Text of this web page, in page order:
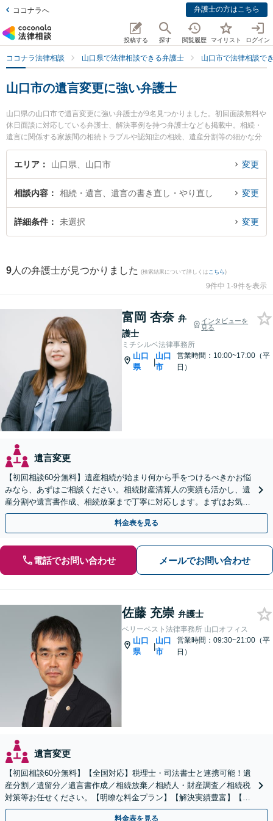
ココナラへ 弁護士の方はこちら
投稿する 探す 閲覧履歴 マイリスト ログイン
ココナラ法律相談 山口県で法律相談できる弁護士 山口市で法律相談で
山口市の遺言変更に強い弁護士
山口県の山口市で遺言変更に強い弁護士が9名見つかりました。初回面談無料や
休日面談に対応している弁護士、解決事例を持つ弁護士なども掲載中。相続・
遺言に関係する家族間の相続トラブルや認知症の相続、遺産分割等の細かな分
野での絞り込み検索もでき便利です。特にミチシルベ法律事務所の富岡 杏奈弁
護士やベリーベスト法律事務所 山口オフィスの佐藤 充崇弁護士、ミチシルベ法
に弁護士に相談したい』『遺言変更のトラブル解決の実績豊富な近くの弁護士
を検索したい』『初回相談無料で遺言変更を法律相談できる山口市内の弁護士
に相談予約したい』などでお困りの相談者さんにおすすめです。
エリア 山口県、山口市 変更
相談内容 相続・遺言、遺言の書き直し・やり直し 変更
詳細条件 未選択 変更
9 人の弁護士が見つかりました (検索結果について詳しくは こちら)
9件中 1-9件を表示
富岡 杏奈 弁
護士
インタビューを
見る
ミチシルベ法律事務所
山口
県
|
山口
市
営業時間：10:00~17:00（平
日）
遺言変更
【初回相談60分無料】遺産相続が始まり何から手をつけるべきかお悩
みなら、あずはご相談ください。相続財産清算人の実績も活かし、遺
産分割や遺言書作成、相続放棄まで丁寧に対応します。まずはお気軽
にご相談ください。
料金表を見る
電話でお問い合わせ メールでお問い合わせ
佐藤 充崇 弁護士
ベリーベスト法律事務所 山口オフィス
山口
県
|
山口
市
営業時間：09:30~21:00（平
日）
遺言変更
【初回相談60分無料】【全国対応】税理士・司法書士と連携可能！遺
産分割／遺留分／遺言書作成／相続放棄／相続人・財産調査／相続税
対策等お任せください。【明瞭な料金プラン】【解決実績豊富】【電
話相談可】
料金表を見る